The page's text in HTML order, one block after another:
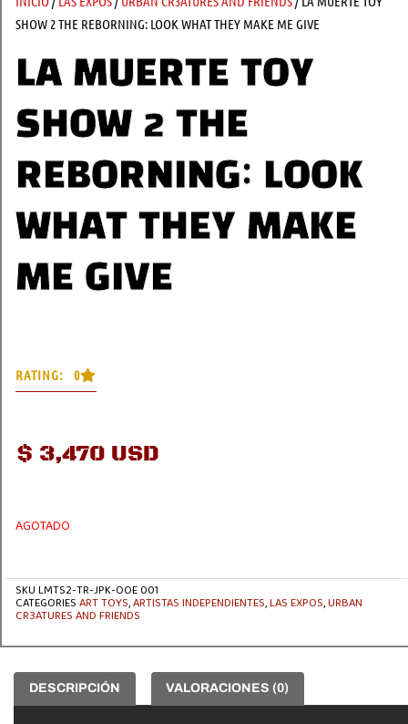
SHOW 2 THE REBORNING: LOOK WHAT THEY MAKE ME GIVE
LA MUERTE TOY
SHOW 2 THE
REBORNING: LOOK
WHAT THEY MAKE
ME GIVE
RATING: 0
$ 3,470 USD
AGOTADO
SKULMTS2-TR-JPK-OOE 001
CATEGORIESART TOYS,ARTISTAS INDEPENDIENTES,LAS EXPOS,URBAN
CR3ATURES AND FRIENDS
DESCRIPCIÓN VALORACIONES (0)